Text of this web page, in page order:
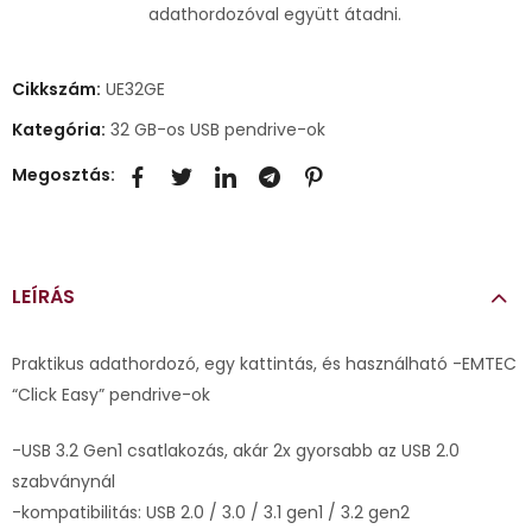
adathordozóval együtt átadni.
Cikkszám: UE32GE
Kategória: 32 GB-os USB pendrive-ok
Megosztás:
LEÍRÁS
Praktikus adathordozó, egy kattintás, és használható -EMTEC
“Click Easy” pendrive-ok
-USB 3.2 Gen1 csatlakozás, akár 2x gyorsabb az USB 2.0
szabványnál
-kompatibilitás: USB 2.0 / 3.0 / 3.1 gen1 / 3.2 gen2